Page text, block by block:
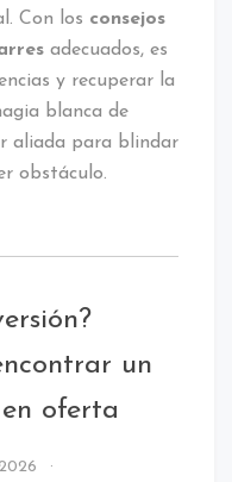
Con los consejos
adecuados, es
y recuperar la
blanca de
aliada para blindar
obstáculo.
un
oferta